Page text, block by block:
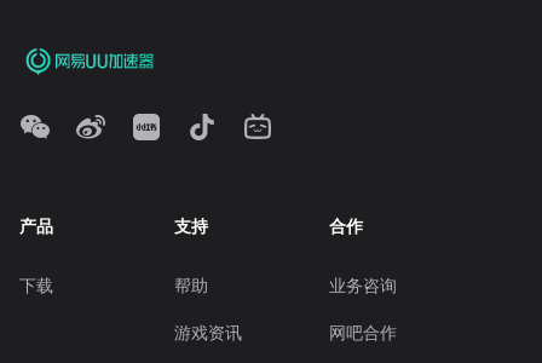
产品
下载
支持
帮助
游戏资讯
合作
业务咨询
网吧合作